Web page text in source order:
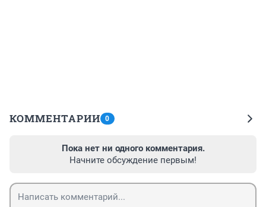
КОММЕНТАРИИ 0
Пока нет ни одного комментария.
Начните обсуждение первым!